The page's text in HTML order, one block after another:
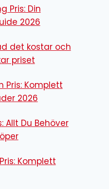
Pris: Din
2026
det kostar och
priset
Pris: Komplett
2026
Allt Du Behöver
Komplett